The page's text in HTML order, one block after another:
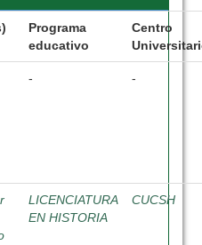
Programa
educativo
Centro
- -
LICENCIATURA
EN HISTORIA
CUCSH